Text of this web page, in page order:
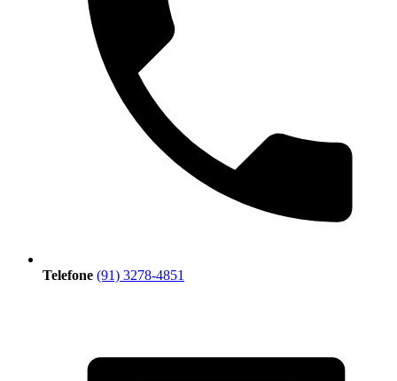
Telefone (91) 3278-4851